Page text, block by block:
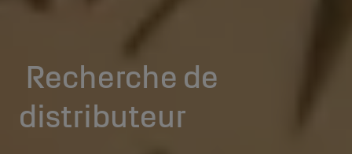
Recherche de
distributeur